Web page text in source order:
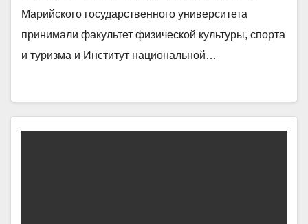
Марийского государственного университета
принимали факультет физической культуры, спорта
и туризма и Институт национальной…